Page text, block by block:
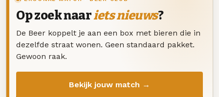
Op zoek naariets nieuws?
De Beer koppelt je aan een box met bieren die in
dezelfde straat wonen. Geen standaard pakket.
Gewoon raak.
Bekijk jouw match →